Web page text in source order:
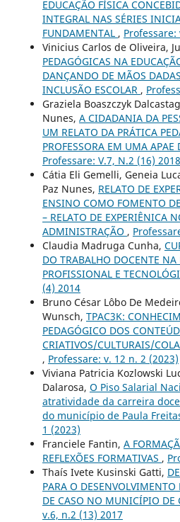
EDUCAÇÃO FÍSICA
INTEGRAL NAS SÉRIES
FUNDAMENTAL , Professare:
Vinicius Carlos de Oliveira,
PEDAGÓGICAS NA
DANÇANDO DE MÃOS
INCLUSÃO ESCOLAR ,
Graziela Boaszczyk
Nunes, A CIDADANIA DA
UM RELATO DA PRÁTICA
PROFESSORA EM UMA
Professare: V.7, N.2 (16) 2018
Cátia Eli Gemelli, Geneia
Paz Nunes, RELATO DE
ENSINO COMO FOMENTO
– RELATO DE EXPERIÊNICA
ADMINISTRAÇÃO ,
Claudia Madruga Cunha,
DO TRABALHO DOCENTE NA
PROFISSIONAL E
(4) 2014
Bruno César Lôbo De
Wunsch, TPAC3K:
PEDAGÓGICO DOS
CRIATIVOS/CULTURAIS/
, Professare: v. 12 n. 2 (2023)
Viviana Patricia Kozlowski
Dalarosa, O Piso Salarial
atratividade da carreira
do município de Paula
1 (2023)
Franciele Fantin, A
REFLEXÕES FORMATIVAS ,
Thaís Ivete Kusinski Gatti,
PARA O
DE CASO NO MUNICÍPIO DE
v.6, n.2 (13) 2017